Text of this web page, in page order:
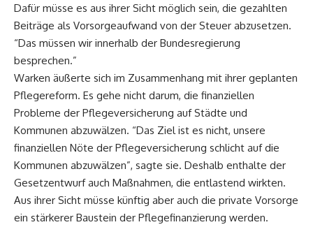
Dafür müsse es aus ihrer Sicht möglich sein, die gezahlten
Beiträge als Vorsorgeaufwand von der Steuer abzusetzen.
“Das müssen wir innerhalb der Bundesregierung
besprechen.”
Warken äußerte sich im Zusammenhang mit ihrer geplanten
Pflegereform. Es gehe nicht darum, die finanziellen
Probleme der Pflegeversicherung auf Städte und
Kommunen abzuwälzen. “Das Ziel ist es nicht, unsere
finanziellen Nöte der Pflegeversicherung schlicht auf die
Kommunen abzuwälzen”, sagte sie. Deshalb enthalte der
Gesetzentwurf auch Maßnahmen, die entlastend wirkten.
Aus ihrer Sicht müsse künftig aber auch die private Vorsorge
ein stärkerer Baustein der Pflegefinanzierung werden.